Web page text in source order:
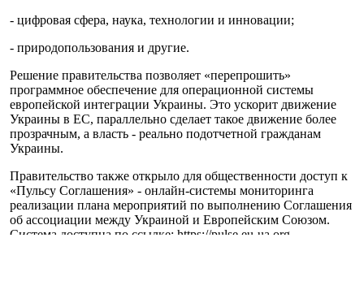
- цифровая сфера, наука, технологии и инновации;
- природопользования и другие.
Решение правительства позволяет «перепрошить»
программное обеспечение для операционной системы
европейской интеграции Украины. Это ускорит движение
Украины в ЕС, параллельно сделает такое движение более
прозрачным, а власть - реально подотчетной гражданам
Украины.
Правительство также открыло для общественности доступ к
«Пульсу Соглашения» - онлайн-системы мониторинга
реализации плана мероприятий по выполнению Соглашения
об ассоциации между Украиной и Европейским Союзом.
Система доступна по ссылке: https://pulse.eu-ua.org.